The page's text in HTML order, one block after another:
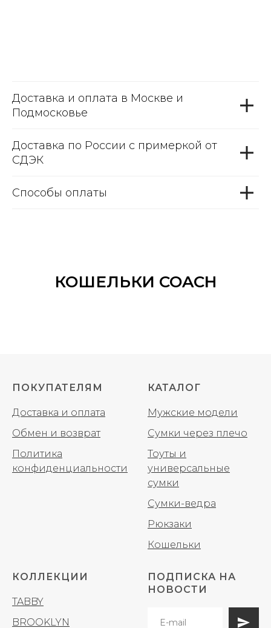
Доставка и оплата в Москве и
Подмосковье
Доставка по России с примеркой от
СДЭК
Способы оплаты
КОШЕЛЬКИ COACH
ПОКУПАТЕЛЯМ
Доставка и оплата
Обмен и возврат
Политика
конфиденциальности
КАТАЛОГ
Мужские модели
Сумки через плечо
Тоуты и
универсальные
сумки
Сумки-ведра
Рюкзаки
Кошельки
КОЛЛЕКЦИИ
TABBY
BROOKLYN
ПОДПИСКА НА
НОВОСТИ